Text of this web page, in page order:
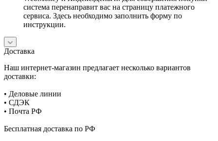
система перенаправит вас на страницу платежного
сервиса. Здесь необходимо заполнить форму по
инструкции.
Доставка
Наш интернет-магазин предлагает несколько вариантов
доставки:
• Деловые линии
• СДЭК
• Почта РФ
Бесплатная доставка по РФ